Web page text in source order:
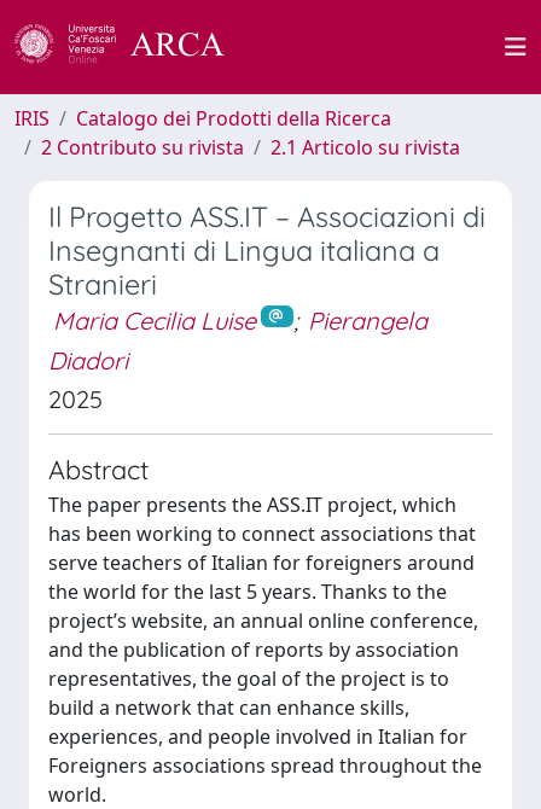
IRIS
Catalogo dei Prodotti della Ricerca
2 Contributo su rivista
2.1 Articolo su rivista
Il Progetto ASS.IT – Associazioni di
Insegnanti di Lingua italiana a
Stranieri
Maria Cecilia Luise ; Pierangela
Diadori
2025
Abstract
The paper presents the ASS.IT project, which
has been working to connect associations that
serve teachers of Italian for foreigners around
the world for the last 5 years. Thanks to the
project’s website, an annual online conference,
and the publication of reports by association
representatives, the goal of the project is to
build a network that can enhance skills,
experiences, and people involved in Italian for
Foreigners associations spread throughout the
world.